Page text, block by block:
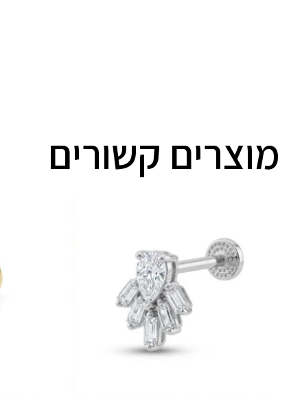
מוצרים קשורים